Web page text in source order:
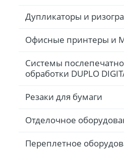
Дупликаторы и
Офисные принтеры и
Системы
обработки DUPLO
Резаки для бумаги
Отделочное
Переплетное